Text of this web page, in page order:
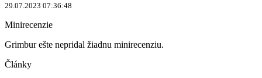
29.07.2023 07:36:48
Minirecenzie
Grimbur ešte nepridal žiadnu minirecenziu.
Články